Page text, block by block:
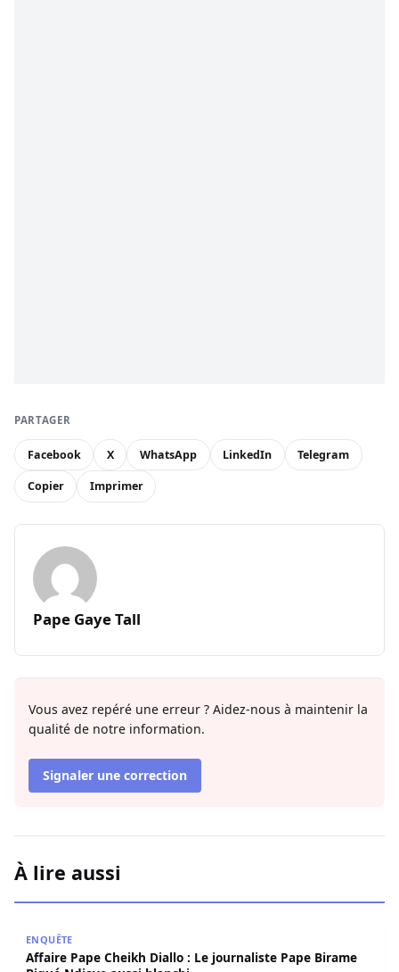
PARTAGER
Facebook X WhatsApp LinkedIn Telegram
Copier Imprimer
Pape Gaye Tall
Vous avez repéré une erreur ? Aidez-nous à maintenir la
qualité de notre information.
Signaler une correction
À lire aussi
ENQUÊTE
Affaire Pape Cheikh Diallo : Le journaliste Pape Birame